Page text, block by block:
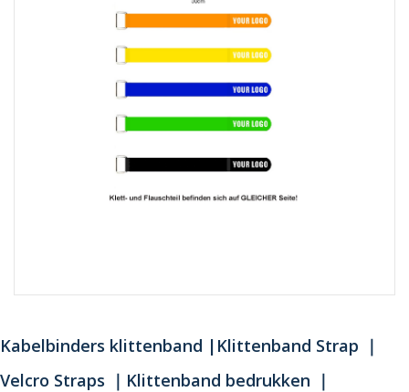
Kabelbinders klittenband |Klittenband Strap ｜
Velcro Straps ｜Klittenband bedrukken ｜